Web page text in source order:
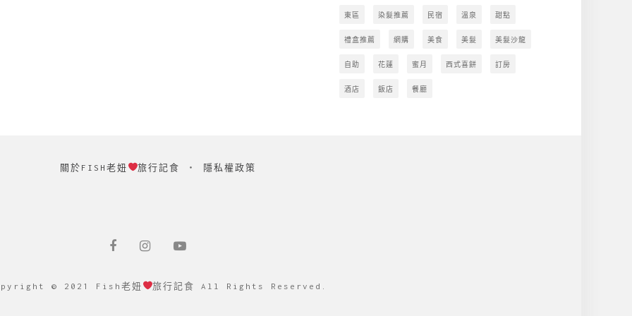
東區 染髮推薦 民宿 溫泉 甜點
禮盒推薦 網購 美食 美髮 美髮沙龍
自助 花蓮 蜜月 西式喜餅 訂房
酒店 飯店 餐廳
關於FISH老妞 旅行記食 ‧ 隱私權政策
© 2021 Fish老妞 旅行記食 All Rights Reserved.